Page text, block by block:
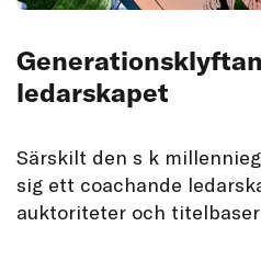
ledarskapet
Särskilt den s k
sig ett coachande
auktoriteter och